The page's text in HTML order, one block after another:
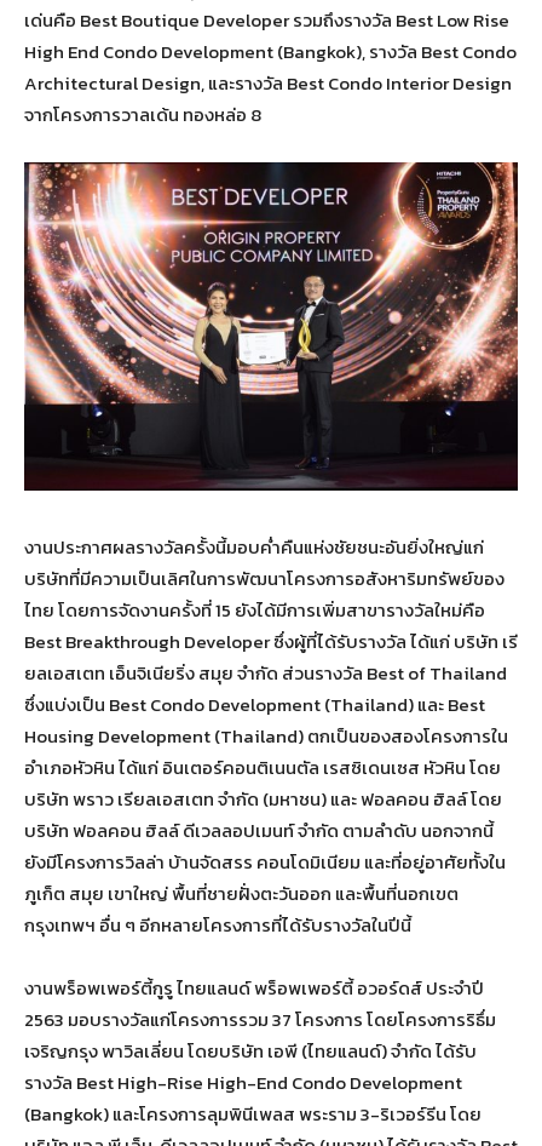
เด่นคือ Best Boutique Developer รวมถึงรางวัล Best Low Rise
High End Condo Development (Bangkok), รางวัล Best Condo
Architectural Design, และรางวัล Best Condo Interior Design
จากโครงการวาลเด้น ทองหล่อ 8
งานประกาศผลรางวัลครั้งนี้มอบค่ำคืนแห่งชัยชนะอันยิ่งใหญ่แก่
บริษัทที่มีความเป็นเลิศในการพัฒนาโครงการอสังหาริมทรัพย์ของ
ไทย โดยการจัดงานครั้งที่ 15 ยังได้มีการเพิ่มสาขารางวัลใหม่คือ
Best Breakthrough Developer ซึ่งผู้ที่ได้รับรางวัล ได้แก่ บริษัท เรี
ยลเอสเตท เอ็นจิเนียริ่ง สมุย จำกัด ส่วนรางวัล Best of Thailand
ซึ่งแบ่งเป็น Best Condo Development (Thailand) และ Best
Housing Development (Thailand) ตกเป็นของสองโครงการใน
อำเภอหัวหิน ได้แก่ อินเตอร์คอนติเนนตัล เรสซิเดนเซส หัวหิน โดย
บริษัท พราว เรียลเอสเตท จำกัด (มหาชน) และ ฟอลคอน ฮิลล์ โดย
บริษัท ฟอลคอน ฮิลล์ ดีเวลลอปเมนท์ จำกัด ตามลำดับ นอกจากนี้
ยังมีโครงการวิลล่า บ้านจัดสรร คอนโดมิเนียม และที่อยู่อาศัยทั้งใน
ภูเก็ต สมุย เขาใหญ่ พื้นที่ชายฝั่งตะวันออก และพื้นที่นอกเขต
กรุงเทพฯ อื่น ๆ อีกหลายโครงการที่ได้รับรางวัลในปีนี้
งานพร็อพเพอร์ตี้กูรู ไทยแลนด์ พร็อพเพอร์ตี้ อวอร์ดส์ ประจำปี
2563 มอบรางวัลแก่โครงการรวม 37 โครงการ โดยโครงการริธึ่ม
เจริญกรุง พาวิลเลี่ยน โดยบริษัท เอพี (ไทยแลนด์) จำกัด ได้รับ
รางวัล Best High-Rise High-End Condo Development
(Bangkok) และโครงการลุมพินีเพลส พระราม 3-ริเวอร์รีน โดย